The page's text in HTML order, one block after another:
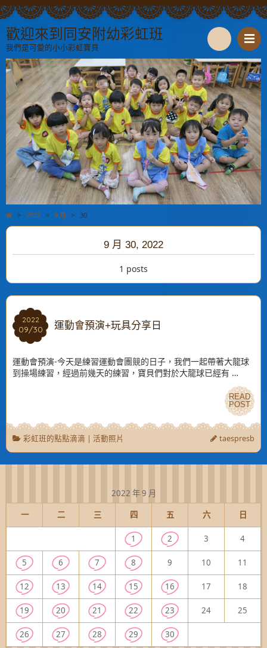
歡迎來到同安附幼彩虹班
我們是可愛的小小彩虹寶貝
S
e
a
r
c
h
> 2022 > 9 月 > 30
9 月 30, 2022
1 posts
2022
09/30
2022
09/30 運動會預演+玩具分享日
運動會預演-今天是練習運動會團競的日子，我們一起帶著大龍球
到操場練習，經過前幾天的練習，寶貝們對於大龍球已經有 …
READ
POST
READ
POST
彩虹班的點點滴滴 | 活動照片 taespresb
2022 年 9 月
一
二 三 四 五 六 日
1 2 3 4
5 6 7 8 9 10 11
12 13 14 15 16 17 18
19 20 21 22 23 24 25
26 27 28 29 30